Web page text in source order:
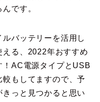
です。
バッテリーを活用し
る、2022年おすすめ
！AC電源タイプとUSB
もしてますので、予
っと見つかると思い